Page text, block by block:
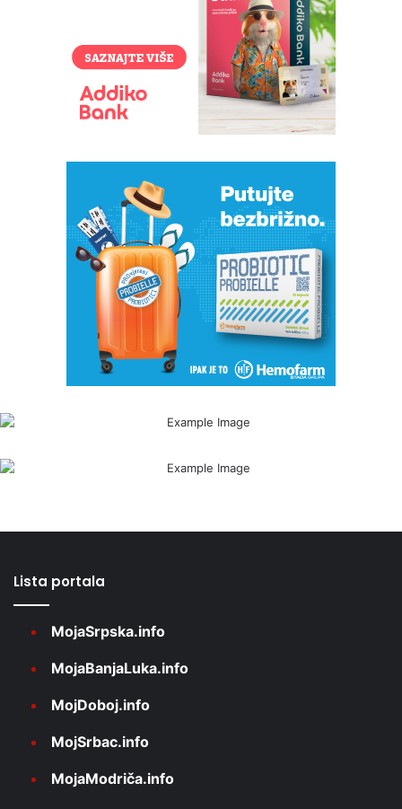
Lista portala
MojaSrpska.info
MojaBanjaLuka.info
MojDoboj.info
MojSrbac.info
MojaModriča.info